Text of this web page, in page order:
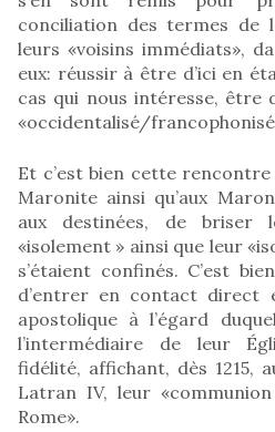
conciliation des termes de
leurs «voisins immédiats»,
eux: réussir à être d’ici en
cas qui nous intéresse, être
«occidentalisé/
Et c’est bien cette
Maronite ainsi qu’aux
aux destinées, de briser
«isolement » ainsi que leur
s’étaient confinés. C’est
d’entrer en contact direct
apostolique à l’égard
l’intermédiaire de leur
fidélité, affichant, dès 1215,
Latran IV, leur
Rome».